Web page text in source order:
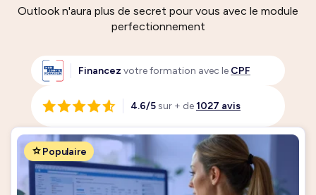
Outlook n'aura plus de secret pour vous avec le module
perfectionnement
Financez votre formation avec le CPF
4.6/5sur + de1027 avis
Populaire